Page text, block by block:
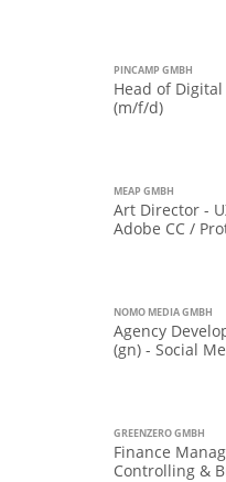
PINCAMP GMBH
Head of
(m/f/d)
MEAP GMBH
Art Director -
Adobe CC /
NOMO MEDIA GMBH
Agency
(gn) - Social
GREENZERO GMBH
Finance
Controlling &